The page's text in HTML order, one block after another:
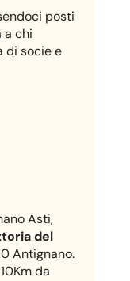
posti
a chi
di socie e
Asti,
del
Antignano.
da